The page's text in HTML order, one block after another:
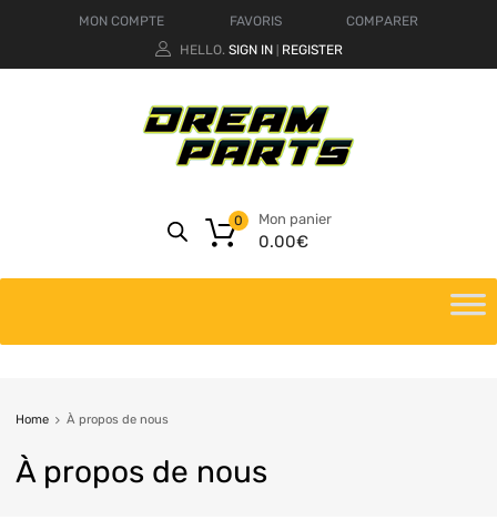
MON COMPTE FAVORIS
COMPARER
HELLO. SIGN IN REGISTER
Mon panier
0.00€
0
Home À propos de nous
À propos de nous